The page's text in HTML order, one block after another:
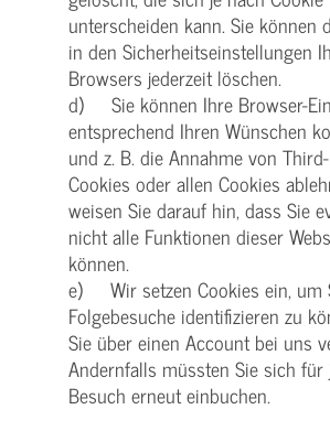
unterscheiden kann. Sie können
in den Sicherheitseinstellungen
Browsers jederzeit löschen.
d) Sie können Ihre Browser-
entsprechend Ihren Wünschen
und z. B. die Annahme von
Cookies oder allen Cookies
weisen Sie darauf hin, dass Sie
nicht alle Funktionen dieser
können.
e) Wir setzen Cookies ein, um
Folgebesuche identifizieren zu
Sie über einen Account bei uns
Andernfalls müssten Sie sich für
Besuch erneut einbuchen.